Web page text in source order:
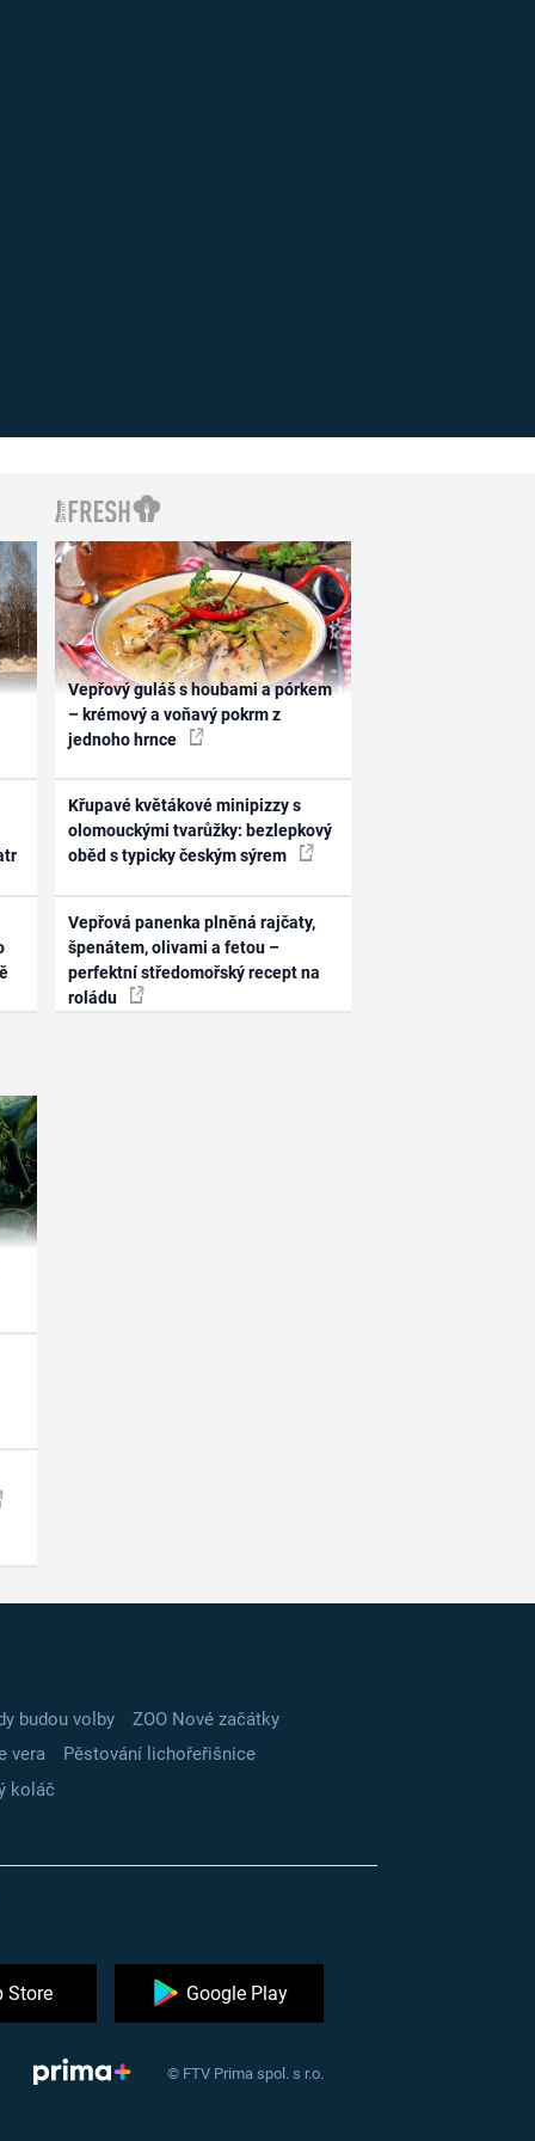
Vepřový guláš s houbami a pórkem
– krémový a voňavý pokrm z
jednoho hrnce
Křupavé květákové minipizzy s
olomouckými tvarůžky: bezlepkový
oběd s typicky českým sýrem
Vepřová panenka plněná rajčaty,
špenátem, olivami a fetou –
perfektní středomořský recept na
roládu
budou volby
ZOO Nové začátky
vera
Pěstování lichořeřišnice
koláč
Store Google Play
© FTV Prima spol. s r.o.